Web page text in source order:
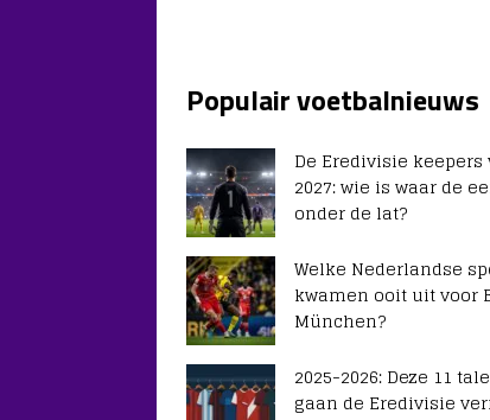
Populair voetbalnieuws
De Eredivisie keepers
2027: wie is waar de
onder de lat?
Welke Nederlandse
kwamen ooit uit voor
München?
2025-2026: Deze 11
gaan de Eredivisie